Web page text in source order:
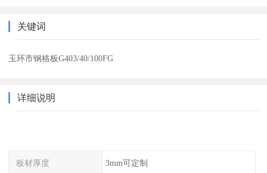
关键词
玉环市钢格板G403/40/100FG
详细说明
板材厚度 3mm可定制